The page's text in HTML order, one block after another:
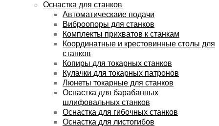
Оснастка для станков
Автоматическаие подачи
Виброопоры для станков
Комплекты прихватов к станкам
Координатные и крестовинные столы для
станков
Копиры для токарных станков
Кулачки для токарных патронов
Люнеты токарные для станков
Оснастка для барабанных
шлифовальных станков
Оснастка для гибочных станков
Оснастка для листогибов